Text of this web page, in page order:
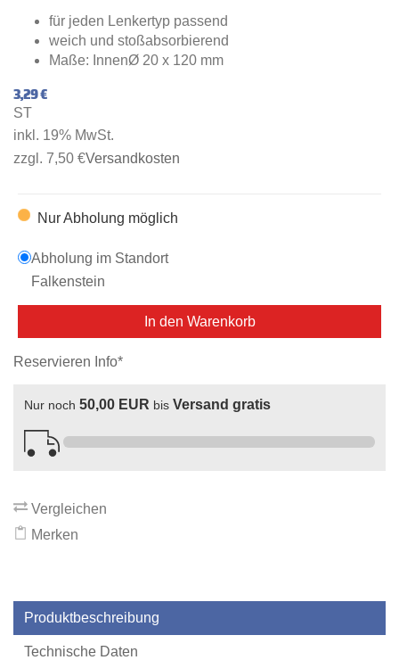
für jeden Lenkertyp passend
weich und stoßabsorbierend
Maße: InnenØ 20 x 120 mm
3,29 €
ST
inkl. 19% MwSt.
zzgl. 7,50 €Versandkosten
Nur Abholung möglich
Abholung im Standort
Falkenstein
In den Warenkorb
Reservieren Info*
Nur noch 50,00 EUR bis Versand gratis
Vergleichen
Merken
Produktbeschreibung
Technische Daten